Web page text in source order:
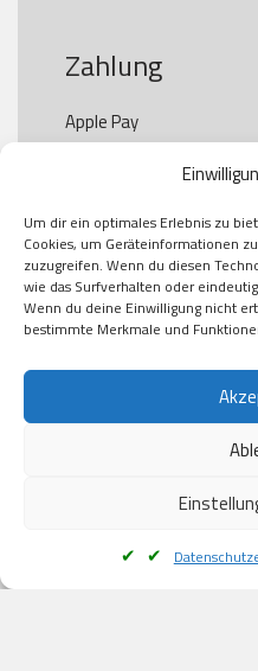
Um dir ein optimales Erlebnis zu
Cookies, um Geräteinformationen
zuzugreifen. Wenn du diesen
wie das Surfverhalten oder
Wenn du deine Einwilligung nicht
bestimmte Merkmale und
Zahlung
Apple Pay
Paypal
Kauf auf Rechung
Klarna
American Express